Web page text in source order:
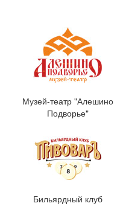
Музей-театр "Алешино
Подворье"
Бильярдный клуб